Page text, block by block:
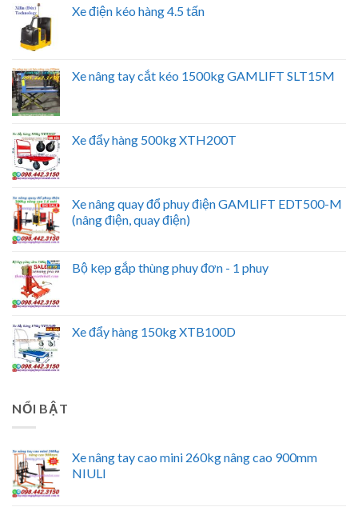
Xe điện kéo hàng 4.5 tấn
Xe nâng tay cắt kéo 1500kg GAMLIFT SLT15M
Xe đẩy hàng 500kg XTH200T
Xe nâng quay đổ phuy điện GAMLIFT EDT500-M
(nâng điện, quay điện)
Bộ kẹp gắp thùng phuy đơn - 1 phuy
Xe đẩy hàng 150kg XTB100D
NỔI BẬT
Xe nâng tay cao mini 260kg nâng cao 900mm
NIULI